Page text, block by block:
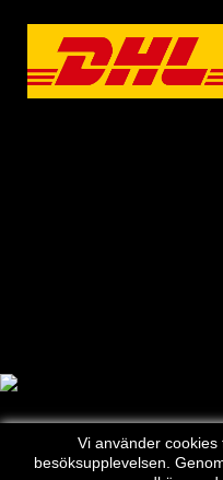
Vi använder
besöksupplevelsen.